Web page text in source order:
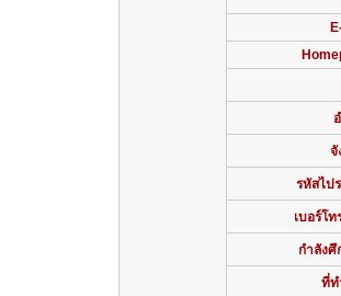
จั
รหัสไ
เบอร์โ
กำลัง
ที่ท